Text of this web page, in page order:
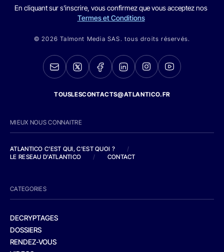
En cliquant sur s'inscrire, vous confirmez que vous acceptez nos
Termes et Conditions
© 2026 Talmont Media SAS. tous droits réservés.
TOUSLESCONTACTS@ATLANTICO.FR
MIEUX NOUS CONNAITRE
ATLANTICO C'EST QUI, C'EST QUOI ?
/
LE RESEAU D'ATLANTICO
/ CONTACT
CATEGORIES
DECRYPTAGES
DOSSIERS
RENDEZ-VOUS